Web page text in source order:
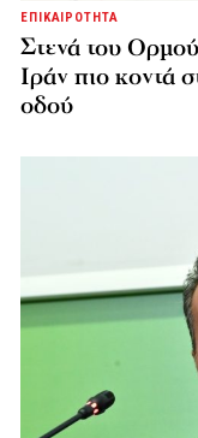
ΕΠΙΚΑΙΡΟΤΗΤΑ
Στενά του
Ιράν πιο κοντά
οδού